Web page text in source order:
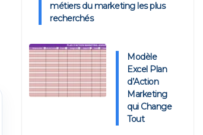
métiers du marketing les plus
recherchés
Modèle
Excel Plan
d’Action
Marketing
qui Change
Tout